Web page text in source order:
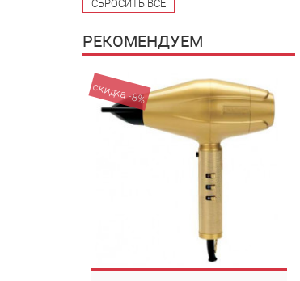
РЕКОМЕНДУЕМ
скидка -8%